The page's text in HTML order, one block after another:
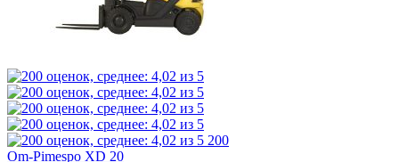
200
Om-Pimespo XD 20